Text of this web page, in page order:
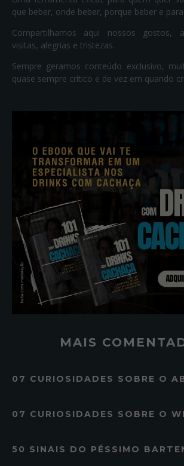
que beber, onde beber, porque beber e
Compartilhamos aqui nossos gostos,
visitas, alegrias e tristezas.
Sempre geramos conteúdo exclusivo,
quase sempre crítico e de vez em quando
MAIS
07 CURIOSIDADES SOBRE O
07 CURIOSIDADES SOBRE O
50 SINAIS DO PÉSSIMO